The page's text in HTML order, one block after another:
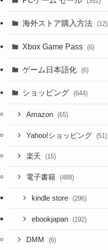
海外ストア購入方法 (12)
Xbox Game Pass (6)
ゲーム日本語化 (6)
ショッピング (644)
Amazon (65)
Yahoo!ショッピング (51)
楽天 (15)
電子書籍 (488)
kindle store (296)
ebookjapan (192)
DMM (6)